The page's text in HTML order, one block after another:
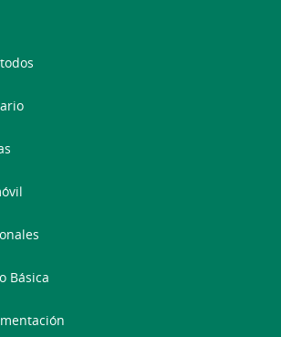
Básica